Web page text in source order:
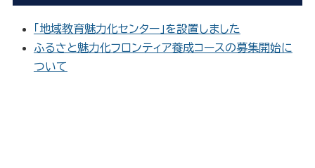
「地域教育魅力化センター」を設置しました
ふるさと魅力化フロンティア養成コースの募集開始に
ついて